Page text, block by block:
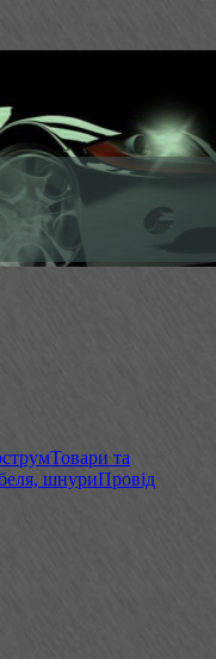
Товари та
шнуриПровід